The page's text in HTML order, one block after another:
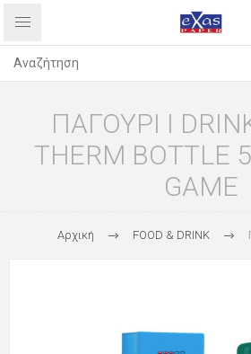
ΠΑΓΟΥΡΙ I
THERM BOTTLE
GAME
Αρχική FOOD & DRINK